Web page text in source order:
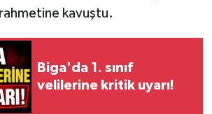
rahmetine kavuştu.
Biga'da 1. sınıf
velilerine kritik uyarı!